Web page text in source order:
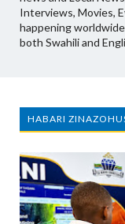
Interviews, Movies,
happening
both Swahili and
HABARI